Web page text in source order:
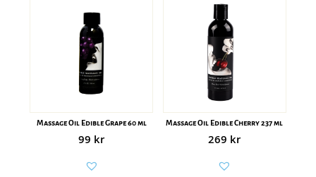
Massage Oil Edible Grape 60 ml
99 kr
Massage Oil Edible Cherry 237 ml
269 kr